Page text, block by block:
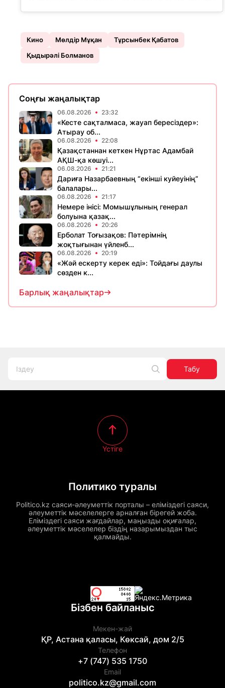
Кино Мөлдір Мұқан
Тұрсынбек Қабатов
Қыдырәлі Болманов
Соңғы жаңалықтар
06.08.2026 23:32
«Кесте сақталмаса, жауап бересіздер»:
Атырау об...
06.08.2026 22:08
Қазақстаннан кеткен Нұртас Адамбай
АҚШ-қа көшуі...
06.08.2026 21:21
Дариға Назарбаевның “екінші куйеуінің”
балалары...
06.08.2026 21:17
Немере інісі: Момышұлының генерал
болуына қазақ...
06.08.2026 20:26
Ерболат Тоғызақов: Пәтерімнің
жоқтығынан үйленб...
06.08.2026 20:19
«Жәй ескерту керек еді»: Тойдағы даулы
сөзден к...
Барлық жаңалықтар
Табу
Политико туралы
Politico.kz саяси-әлеуметтік порталы – еліміздегі саяси,
әлеуметтік мәселелерге арналған бірегей жоба.
Еліміздегі саяси жағдайлар, маңызды оқиғалар,
әлеуметтік мәселелер біздің назарымыздан тыс
қалмайды.
Үстіге
Бізбен байланыс
Мекен-жай
ҚР, Астана қаласы, Көксай, дом 2/5
Телефон
+7 (747) 535 1750
Email
politico.kz@gmail.com